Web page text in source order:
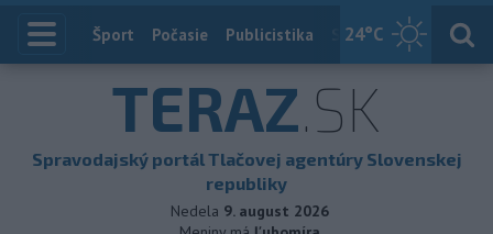
24°C
Index
Šport Počasie Publicistika Slovensko
TERAZ.SK
Spravodajský portál Tlačovej agentúry Slovenskej
republiky
Nedela 9. august 2026